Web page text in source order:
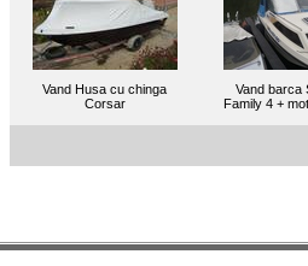
Vand Husa cu chinga
Corsar
Vand barca
Family 4 +